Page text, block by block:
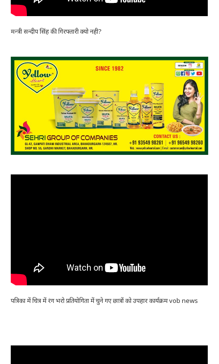
मन्त्री सन्दीप सिंह की गिरफ्तारी क्यो नही?
पत्रिका में चित्र में रंग भरो प्रतियोगिता में चुने गए छात्रों को उपहार कार्यक्रम vob news